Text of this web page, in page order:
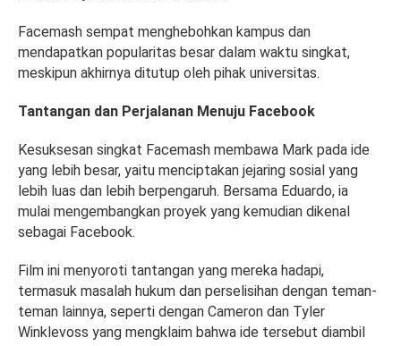
Facemash sempat menghebohkan kampus dan
mendapatkan popularitas besar dalam waktu singkat,
meskipun akhirnya ditutup oleh pihak universitas.
Tantangan dan Perjalanan Menuju Facebook
Kesuksesan singkat Facemash membawa Mark pada ide
yang lebih besar, yaitu menciptakan jejaring sosial yang
lebih luas dan lebih berpengaruh. Bersama Eduardo, ia
mulai mengembangkan proyek yang kemudian dikenal
sebagai Facebook.
Film ini menyoroti tantangan yang mereka hadapi,
termasuk masalah hukum dan perselisihan dengan teman-
teman lainnya, seperti dengan Cameron dan Tyler
Winklevoss yang mengklaim bahwa ide tersebut diambil